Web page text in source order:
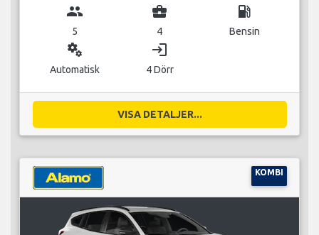
group
5
business_center
4
local_gas_station
Bensin
miscellaneous_services
Automatisk
login
4 Dörr
VISA DETALJER...
KOMBI